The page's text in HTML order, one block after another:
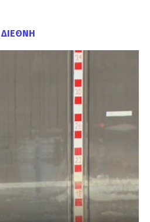
ΔΙΕΘΝΗ